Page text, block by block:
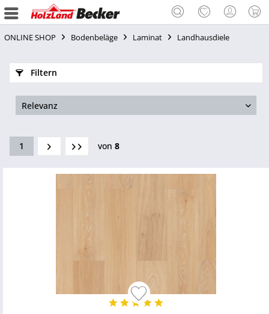
ONLINE SHOP Bodenbeläge Laminat Landhausdiele
Filtern
1 von 8